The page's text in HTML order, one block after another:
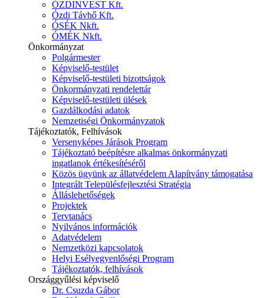
ÓZDINVEST Kft.
Ózdi Távhő Kft.
ÓSÉK Nkft.
ÓMÉK Nkft.
Önkormányzat
Polgármester
Képviselő-testület
Képviselő-testületi bizottságok
Önkormányzati rendelettár
Képviselő-testületi ülések
Gazdálkodási adatok
Nemzetiségi Önkormányzatok
Tájékoztatók, Felhívások
Versenyképes Járások Program
Tájékoztató beépítésre alkalmas önkormányzati
ingatlanok értékesítéséről
Közös ügyünk az állatvédelem Alapítvány támogatása
Integrált Településfejlesztési Stratégia
Álláslehetőségek
Projektek
Tervtanács
Nyilvános információk
Adatvédelem
Nemzetközi kapcsolatok
Helyi Esélyegyenlőségi Program
Tájékoztatók, felhívások
Országgyűlési képviselő
Dr. Csuzda Gábor